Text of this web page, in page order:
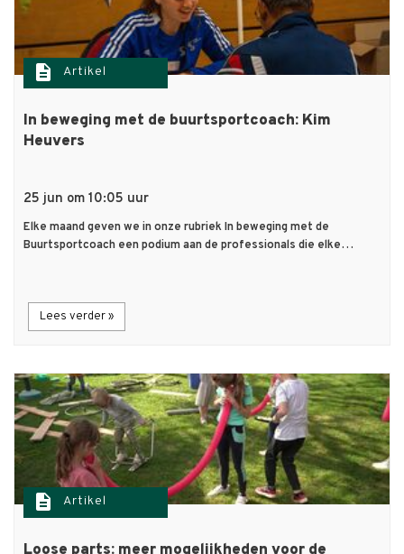
description Artikel
In beweging met de buurtsportcoach: Kim
Heuvers
25 jun om 10:05 uur
Elke maand geven we in onze rubriek In beweging met de
Buurtsportcoach een podium aan de professionals die elke…
Lees verder »
description Artikel